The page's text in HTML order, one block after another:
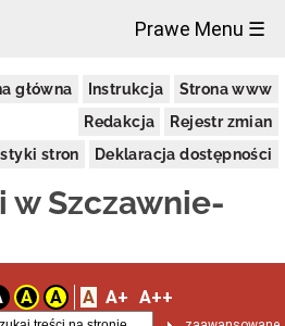
Prawe Menu ☰
główna Instrukcja
Strona www
Redakcja
Rejestr zmian
stron
Deklaracja dostępności
w Szczawnie-
A A A A+ A++
×